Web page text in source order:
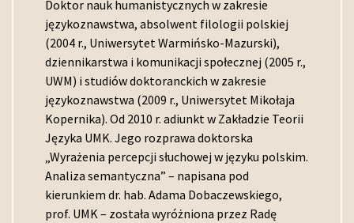
Doktor nauk humanistycznych w zakresie
językoznawstwa, absolwent filologii polskiej
(2004 r., Uniwersytet Warmińsko-Mazurski),
dziennikarstwa i komunikacji społecznej (2005 r.,
UWM) i studiów doktoranckich w zakresie
językoznawstwa (2009 r., Uniwersytet Mikołaja
Kopernika). Od 2010 r. adiunkt w Zakładzie Teorii
Języka UMK. Jego rozprawa doktorska
„Wyrażenia percepcji słuchowej w języku polskim.
Analiza semantyczna” – napisana pod
kierunkiem dr. hab. Adama Dobaczewskiego,
prof. UMK – została wyróżniona przez Radę